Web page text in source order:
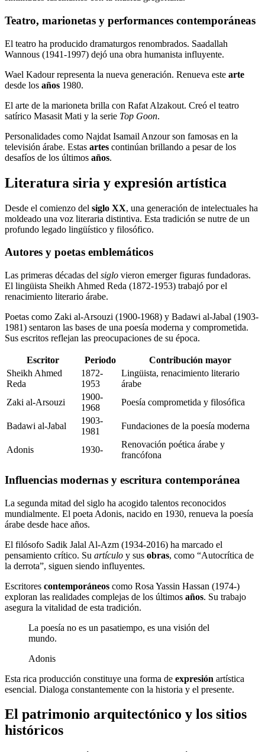
Teatro, marionetas y performances contemporáneas
El teatro ha producido dramaturgos renombrados. Saadallah
Wannous (1941-1997) dejó una obra humanista influyente.
Wael Kadour representa la nueva generación. Renueva este arte
desde los años 1980.
El arte de la marioneta brilla con Rafat Alzakout. Creó el teatro
satírico Masasit Mati y la serie Top Goon.
Personalidades como Najdat Isamail Anzour son famosas en la
televisión árabe. Estas artes continúan brillando a pesar de los
desafíos de los últimos años.
Literatura siria y expresión artística
Desde el comienzo del siglo XX, una generación de intelectuales ha
moldeado una voz literaria distintiva. Esta tradición se nutre de un
profundo legado lingüístico y filosófico.
Autores y poetas emblemáticos
Las primeras décadas del siglo vieron emerger figuras fundadoras.
El lingüista Sheikh Ahmed Reda (1872-1953) trabajó por el
renacimiento literario árabe.
Poetas como Zaki al-Arsouzi (1900-1968) y Badawi al-Jabal (1903-
1981) sentaron las bases de una poesía moderna y comprometida.
Sus escritos reflejan las preocupaciones de su época.
Escritor Periodo
Contribución mayor
Sheikh Ahmed
Reda
1872-
1953
Lingüista, renacimiento literario
árabe
Zaki al-Arsouzi
1900-
1968
Poesía comprometida y filosófica
Badawi al-Jabal
1903-
1981
Fundaciones de la poesía moderna
Adonis 1930-
Renovación poética árabe y
francófona
Influencias modernas y escritura contemporánea
La segunda mitad del siglo ha acogido talentos reconocidos
mundialmente. El poeta Adonis, nacido en 1930, renueva la poesía
árabe desde hace años.
El filósofo Sadik Jalal Al-Azm (1934-2016) ha marcado el
pensamiento crítico. Su artículo y sus obras, como “Autocrítica de
la derrota”, siguen siendo influyentes.
Escritores contemporáneos como Rosa Yassin Hassan (1974-)
exploran las realidades complejas de los últimos años. Su trabajo
asegura la vitalidad de esta tradición.
La poesía no es un pasatiempo, es una visión del
mundo.
Adonis
Esta rica producción constituye una forma de expresión artística
esencial. Dialoga constantemente con la historia y el presente.
El patrimonio arquitectónico y los sitios
históricos